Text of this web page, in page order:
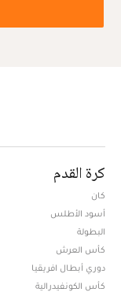
كرة القدم
كان
أسود الأطلس
البطولة
كأس العرش
دوري أبطال افريقيا
كأس الكونفيدرالية